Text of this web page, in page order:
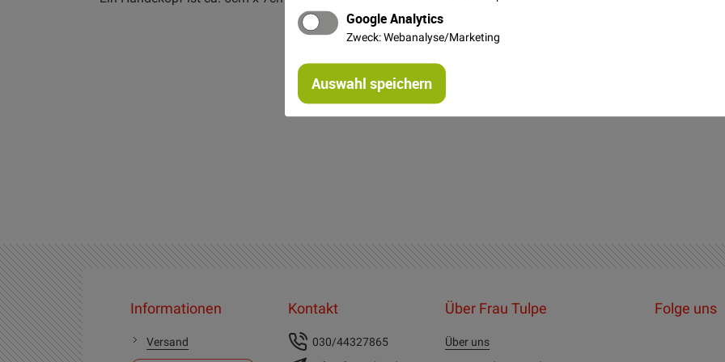
Google Analytics
Zweck: Webanalyse/Marketing
Auswahl speichern
Informationen
Versand
Kontakt
030/44327865
Über Frau Tulpe
Über uns
Folge uns